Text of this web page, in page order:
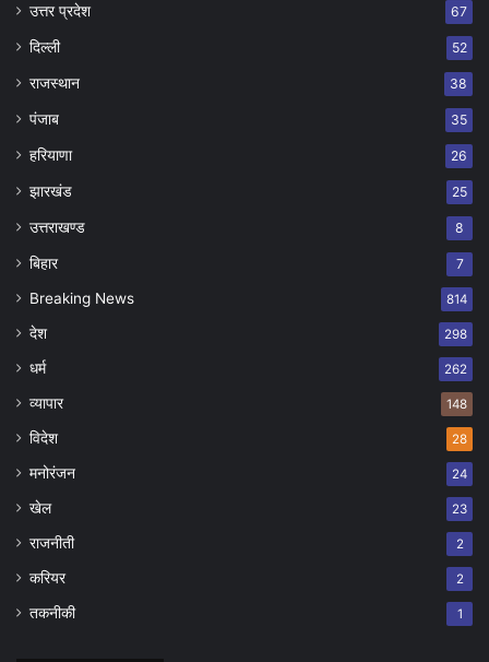
उत्तर प्रदेश 67
दिल्ली 52
राजस्थान 38
पंजाब 35
हरियाणा 26
झारखंड 25
उत्तराखण्ड 8
बिहार 7
Breaking News 814
देश 298
धर्म 262
व्यापार 148
विदेश 28
मनोरंजन 24
खेल 23
राजनीती 2
करियर 2
तकनीकी 1